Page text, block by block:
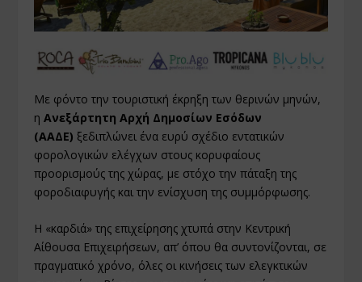
Με φόντο την τουριστική έκρηξη των θερινών μηνών,
ηΑνεξάρτητη Αρχή Δημοσίων Εσόδων
(ΑΑΔΕ) ξεδιπλώνει ένα ευρύ σχέδιο εντατικών
φορολογικών ελέγχων στους κορυφαίους
προορισμούς της χώρας, με στόχο την πάταξη της
φοροδιαφυγής και την ενίσχυση της συμμόρφωσης.
Η «καρδιά» της επιχείρησης χτυπά στην Κεντρική
Αίθουσα Επιχειρήσεων, απ’ όπου θα συντονίζονται, σε
πραγματικό χρόνο, όλες οι κινήσεις των ελεγκτικών